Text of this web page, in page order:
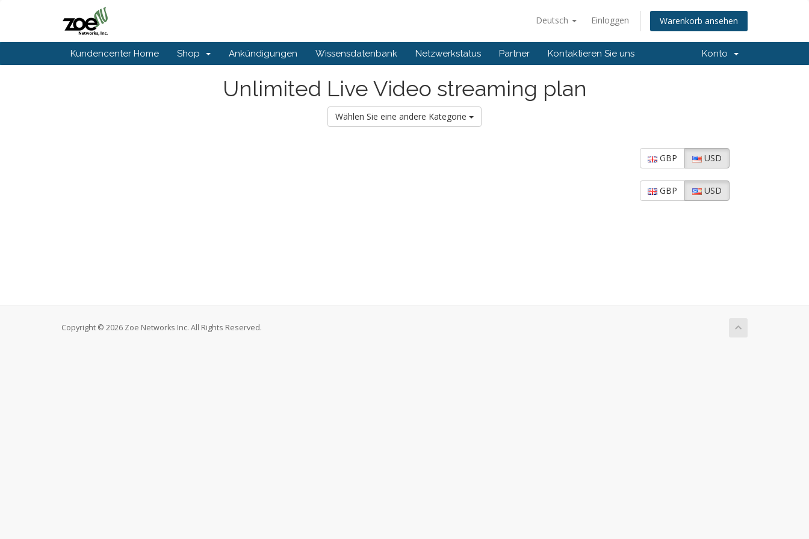
Deutsch Einloggen Warenkorb ansehen
Kundencenter Home Shop Ankündigungen Wissensdatenbank Netzwerkstatus Partner Kontaktieren Sie uns Konto
Unlimited Live Video streaming plan
Wählen Sie eine andere Kategorie
GBP USD
GBP USD
Copyright © 2026 Zoe Networks Inc. All Rights Reserved.